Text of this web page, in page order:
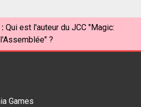
Qui est l'auteur du JCC "Magic:
l'Assemblée" ?
Games